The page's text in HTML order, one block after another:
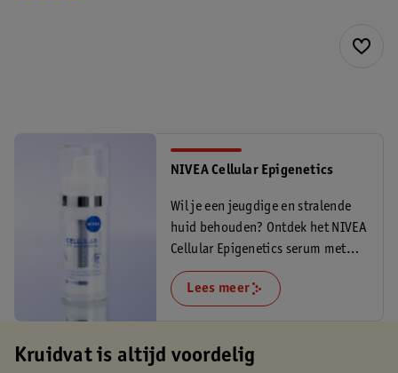
NIVEA Cellular Epigenetics
Wil je een jeugdige en stralende
huid behouden? Ontdek het NIVEA
Cellular Epigenetics serum met
epicelline!
Lees meer
Kruidvat is altijd voordelig